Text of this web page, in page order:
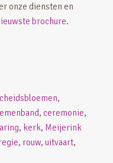
onze diensten en
brochure.
,
, ceremonie,
, kerk, Meijerink
, rouw, uitvaart,